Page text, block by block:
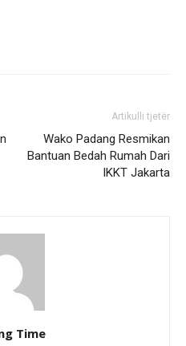
Artikulli tjetër
Wako Padang Resmikan
Bantuan Bedah Rumah Dari
IKKT Jakarta
Time